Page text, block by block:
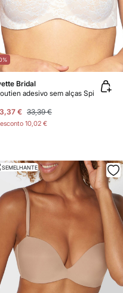
Bridal
adesivo sem alças Spi
€ 33,39 €
10,02 €
SEMELHANTE